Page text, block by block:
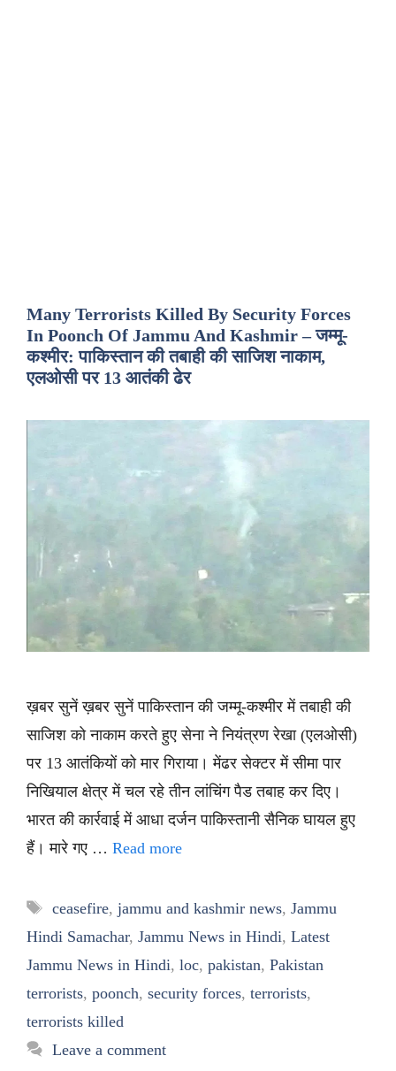
Many Terrorists Killed By Security Forces
In Poonch Of Jammu And Kashmir – जम्मू-
कश्मीर: पाकिस्तान की तबाही की साजिश नाकाम,
एलओसी पर 13 आतंकी ढेर
ख़बर सुनें ख़बर सुनें पाकिस्तान की जम्मू-कश्मीर में तबाही की
साजिश को नाकाम करते हुए सेना ने नियंत्रण रेखा (एलओसी)
पर 13 आतंकियों को मार गिराया। मेंढर सेक्टर में सीमा पार
निखियाल क्षेत्र में चल रहे तीन लांचिंग पैड तबाह कर दिए।
भारत की कार्रवाई में आधा दर्जन पाकिस्तानी सैनिक घायल हुए
हैं। मारे गए … Read more
Tags
ceasefire, jammu and kashmir news, Jammu
Hindi Samachar, Jammu News in Hindi, Latest
Jammu News in Hindi, loc, pakistan, Pakistan
terrorists, poonch, security forces, terrorists,
terrorists killed
Leave a comment